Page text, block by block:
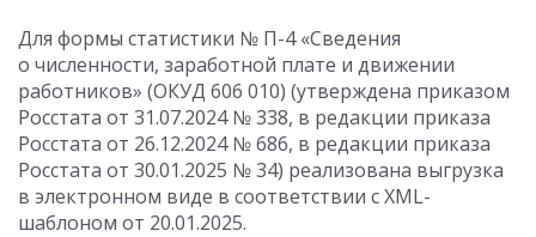
Для формы статистики № П-4 «Сведения
о численности, заработной плате и движении
работников» (ОКУД 606 010) (утверждена приказом
Росстата от 31.07.2024№ 338, в редакции приказа
Росстата от 26.12.2024№ 686, в редакции приказа
Росстата от 30.01.2025 № 34) реализована выгрузка
в электронном виде в соответствии с XML-
шаблоном от 20.01.2025.